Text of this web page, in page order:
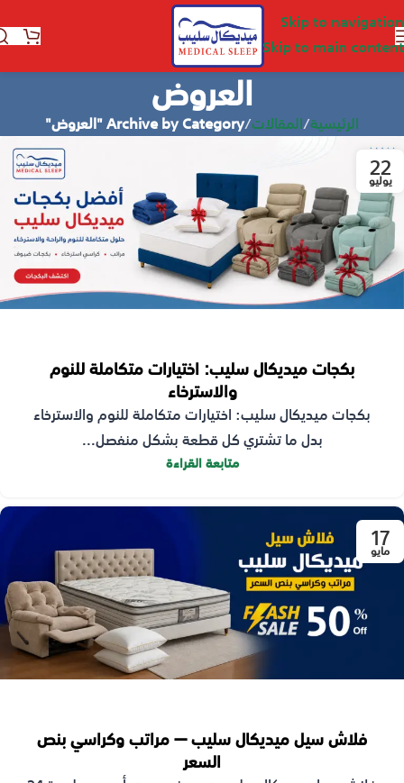
Skip to navigation
Skip to main content
العروض
الرئيسية/المقالات/Archive by Category "العروض"
22
يوليو
بكجات ميديكال سليب: اختيارات متكاملة للنوم
والاسترخاء
بكجات ميديكال سليب: اختيارات متكاملة للنوم والاسترخاء
بدل ما تشتري كل قطعة بشكل منفصل...
متابعة القراءة
17
مايو
فلاش سيل ميديكال سليب — مراتب وكراسي بنص
السعر